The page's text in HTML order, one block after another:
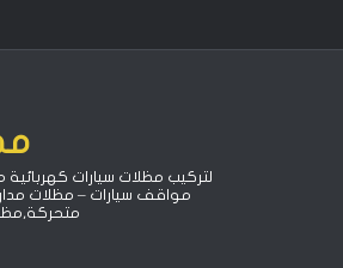
مواقف سيارات – مظلات